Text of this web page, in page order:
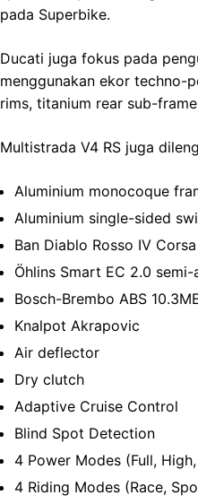
pada Superbike.
Ducati juga fokus pada
menggunakan ekor techno-
rims, titanium rear sub-
Multistrada V4 RS juga
Aluminium monocoque
Aluminium single-sided
Ban Diablo Rosso IV Corsa
Öhlins Smart EC 2.0
Bosch-Brembo ABS
Knalpot Akrapovic
Air deflector
Dry clutch
Adaptive Cruise Control
Blind Spot Detection
4 Power Modes (Full,
4 Riding Modes (Race,